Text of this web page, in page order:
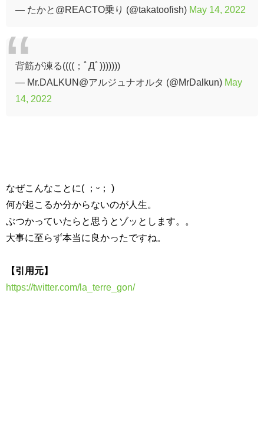
— たかと@REACTO乗り (@takatoofish) May 14, 2022
背筋が凍る((((；ﾟДﾟ)))))))
— Mr.DALKUN@アルジュナオルタ (@MrDalkun) May
14, 2022
なぜこんなことに( ；ᵕ； )
何が起こるか分からないのが人生。
ぶつかっていたらと思うとゾッとします。。
大事に至らず本当に良かったですね。
【引用元】
https://twitter.com/la_terre_gon/